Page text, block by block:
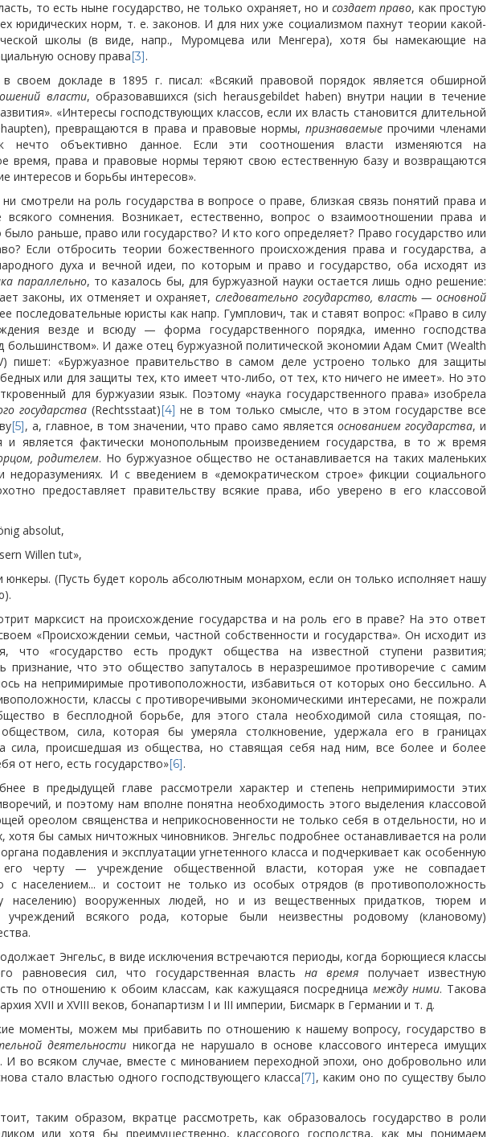
то есть ныне государство, не только охраняет, но и создает право, как простую
юридических норм, т. е. законов. И для них уже социализмом пахнут теории какой-
школы (в виде, напр., Муромцева или Менгера), хотя бы намекающие на
основу права[3].
своем докладе в 1895 г. писал: «Всякий правовой порядок является обширной
власти, образовавшихся (sich herausgebildet haben) внутри нации в течение
«Интересы господствующих классов, если их власть становится длительной
превращаются в права и правовые нормы, признаваемыепрочими членами
нечто объективно данное. Если эти соотношения власти изменяются на
время, права и правовые нормы теряют свою естественную базу и возвращаются
интересов и борьбы интересов».
смотрели на роль государства в вопросе о праве, близкая связь понятий права и
всякого сомнения. Возникает, естественно, вопрос о взаимоотношении права и
было раньше, право или государство? И кто кого определяет? Право государство или
Если отбросить теории божественного происхождения права и государства, а
духа и вечной идеи, по которым и право и государство, оба исходят из
параллельно, то казалось бы, для буржуазной науки остается лишь одно решение:
законы, их отменяет и охраняет,следовательно государство, власть — основной
последовательные юристы как напр. Гумплович, так и ставят вопрос: «Право в силу
везде и всюду — форма государственного порядка, именно господства
большинством». И даже отец буржуазной политической экономии Адам Смит (Wealth
пишет: «Буржуазное правительство в самом деле устроено только для защиты
или для защиты тех, кто имеет что-либо, от тех, кто ничего не имеет». Но это
для буржуазии язык. Поэтому «наука государственного права» изобрела
государства(Rechtsstaat)[4] не в том только смысле, что в этом государстве все
[5], а, главное, в том значении, что право само являетсяоснованием государства, и
и является фактически монопольным произведением государства, в то ж время
родителем. Но буржуазное общество не останавливается на таких маленьких
недоразумениях. И с введением в «демократическом строе» фикции социального
предоставляет правительству всякие права, ибо уверено в его классовой
absolut,
Willen tut»,
юнкеры. (Пусть будет король абсолютным монархом, если он только исполняет нашу
марксист на происхождение государства и на роль его в праве? На это ответ
«Происхождении семьи, частной собственности и государства». Он исходит из
что «государство есть продукт общества на известной ступени развития;
признание, что это общество запуталось в неразрешимое противоречие с самим
на непримиримые противоположности, избавиться от которых оно бессильно. А
классы с противоречивыми экономическими интересами, не пожрали
в бесплодной борьбе, для этого стала необходимой сила стоящая, по-
сила, которая бы умеряла столкновение, удержала его в границах
сила, происшедшая из общества, но ставящая себя над ним, все более и более
от него, есть государство»[6].
в предыдущей главе рассмотрели характер и степень непримиримости этих
и поэтому нам вполне понятна необходимость этого выделения классовой
ореолом священства и неприкосновенности не только себя в отдельности, но и
хотя бы самых ничтожных чиновников. Энгельс подробнее останавливается на роли
подавления и эксплуатации угнетенного класса и подчеркивает как особенную
его черту — учреждение общественной власти, которая уже не совпадает
с населением... и состоит не только из особых отрядов (в противоположность
населению) вооруженных людей, но и из вещественных придатков, тюрем и
учреждений всякого рода, которые были неизвестны родовому (клановому)
Энгельс, в виде исключения встречаются периоды, когда борющиеся классы
равновесия сил, что государственная властьна время получает известную
по отношению к обоим классам, как кажущаяся посредница между ними. Такова
XVII и XVIII веков, бонапартизм I и III империи, Бисмарк в Германии и т. д.
моменты, можем мы прибавить по отношению к нашему вопросу, государство в
деятельности никогда не нарушало в основе классового интереса имущих
И во всяком случае, вместе с минованием переходной эпохи, оно добровольно или
стало властью одного господствующего класса[7], каким оно по существу было
таким образом, вкратце рассмотреть, как образовалось государство в роли
или хотя бы преимущественно, классового господства, как мы понимаем